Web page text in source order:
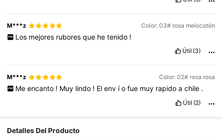
M***z Color: 03# rosa melocotón
Los mejores rubores que he tenido !
Útil (3)
M***z Color: 02# rosa rosa
Me encanto ! Muy lindo ! El env ío fue muy rapido a chile .
Útil (2)
Detalles Del Producto
4,89 178K Seguidores